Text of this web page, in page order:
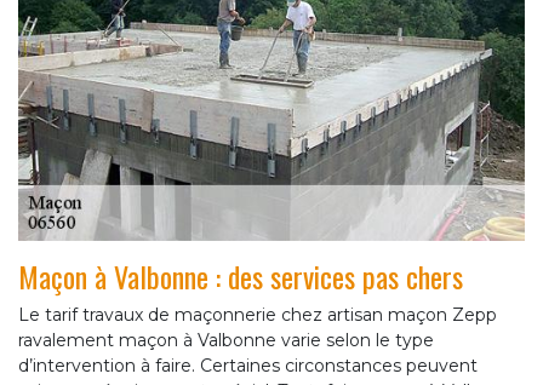
Maçon à Valbonne : des services pas chers
Le tarif travaux de maçonnerie chez artisan maçon Zepp
ravalement maçon à Valbonne varie selon le type
d’intervention à faire. Certaines circonstances peuvent